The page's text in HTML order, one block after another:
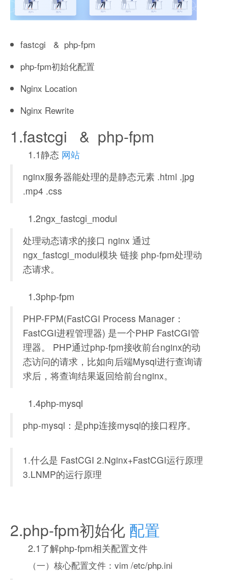
fastcgi & php-fpm
php-fpm初始化配置
Nginx Location
Nginx Rewrite
1.fastcgi & php-fpm
1.1静态 网站
nginx服务器能处理的是静态元素 .html .jpg
.mp4 .css
1.2ngx_fastcgi_modul
处理动态请求的接口 nginx 通过
ngx_fastcgi_modul模块 链接 php-fpm处理动
态请求。
1.3php-fpm
PHP-FPM(FastCGI Process Manager：
FastCGI进程管理器) 是一个PHP FastCGI管
理器。 PHP通过php-fpm接收前台nginx的动
态访问的请求，比如向后端Mysql进行查询请
求后，将查询结果返回给前台nginx。
1.4php-mysql
php-mysql：是php连接mysql的接口程序。
1.什么是 FastCGI 2.Nginx+FastCGI运行原理
3.LNMP的运行原理
2.php-fpm初始化 配置
2.1了解php-fpm相关配置文件
（一）核心配置文件：vim /etc/php.ini